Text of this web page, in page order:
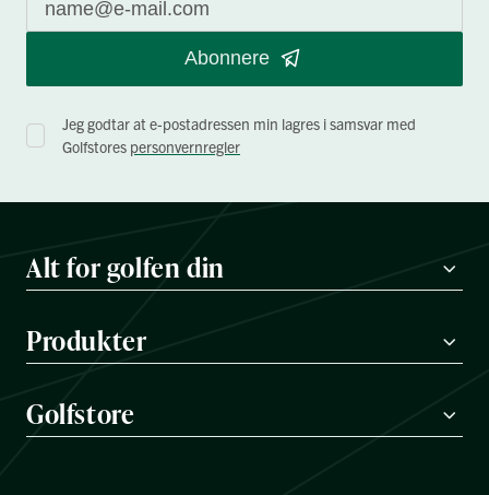
Abonnere
Jeg godtar at e-postadressen min lagres i samsvar med
Golfstores personvernregler
Alt for golfen din
Produkter
Golfstore